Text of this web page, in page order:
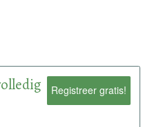
Registreer gratis!